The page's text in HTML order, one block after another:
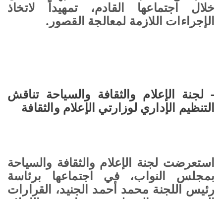
خلال اجتماعها القادم، تمهيداً لاتخاذ
الإجراءات اللازمة لمعالجة القصور.
- لجنة الإعلام والثقافة والسياحة تناقش
التنظيم الإداري لوزارتي الإعلام والثقافة
استعرضت لجنة الإعلام والثقافة والسياحة
بمجلس النواب، في اجتماعها برئاسة
رئيس اللجنة محمد أحمد الجنيد، القرارات